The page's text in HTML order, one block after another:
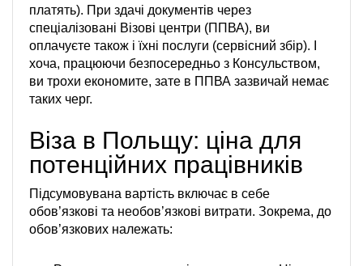
платять). При здачі документів через
спеціалізовані Візові центри (ППВА), ви
оплачуєте також і їхні послуги (сервісний збір). І
хоча, працюючи безпосередньо з Консульством,
ви трохи економите, зате в ППВА зазвичай немає
таких черг.
Віза в Польщу: ціна для
потенційних працівників
Підсумовувана вартість включає в себе
обов’язкові та необов’язкові витрати. Зокрема, до
обов’язкових належать: